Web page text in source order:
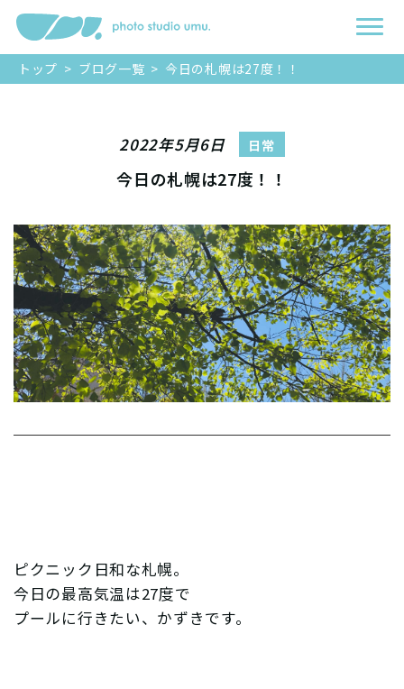
トップ > ブログ一覧 > 今日の札幌は27度！！
2022年5月6日 日常
今日の札幌は27度！！
ピクニック日和な札幌。
今日の最高気温は27度で
プールに行きたい、かずきです。